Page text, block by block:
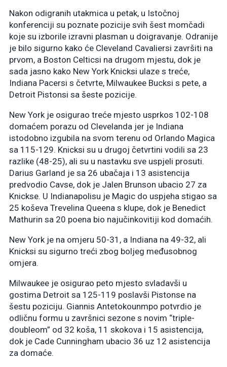
Nakon odigranih utakmica u petak, u Istočnoj
konferenciji su poznate pozicije svih šest momčadi
koje su izborile izravni plasman u doigravanje. Odranije
je bilo sigurno kako će Cleveland Cavaliersi završiti na
prvom, a Boston Celticsi na drugom mjestu, dok je
sada jasno kako New York Knicksi ulaze s treće,
Indiana Pacersi s četvrte, Milwaukee Bucksi s pete, a
Detroit Pistonsi sa šeste pozicije.
New York je osigurao treće mjesto usprkos 102-108
domaćem porazu od Clevelanda jer je Indiana
istodobno izgubila na svom terenu od Orlando Magica
sa 115-129. Knicksi su u drugoj četvrtini vodili sa 23
razlike (48-25), ali su u nastavku sve uspjeli prosuti.
Darius Garland je sa 26 ubačaja i 13 asistencija
predvodio Cavse, dok je Jalen Brunson ubacio 27 za
Knickse. U Indianapolisu je Magic do uspjeha stigao sa
25 koševa Trevelina Queena s klupe, dok je Benedict
Mathurin sa 20 poena bio najučinkovitiji kod domaćih.
New York je na omjeru 50-31, a Indiana na 49-32, ali
Knicksi su sigurno treći zbog boljeg međusobnog
omjera.
Milwaukee je osigurao peto mjesto svladavši u
gostima Detroit sa 125-119 poslavši Pistonse na
šestu poziciju. Giannis Antetokounmpo potvrdio je
odličnu formu u završnici sezone s novim “triple-
doubleom” od 32 koša, 11 skokova i 15 asistencija,
dok je Cade Cunningham ubacio 36 uz 12 asistencija
za domaće.